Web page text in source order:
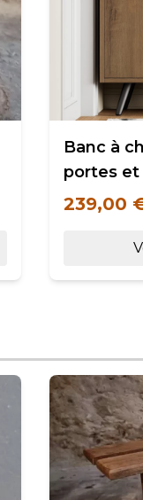
Banc à
portes et
239,00